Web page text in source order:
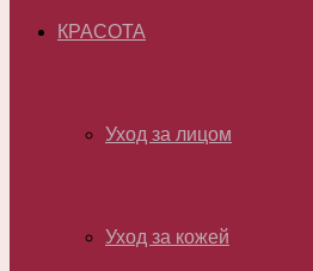
КРАСОТА
Уход за лицом
Уход за кожей